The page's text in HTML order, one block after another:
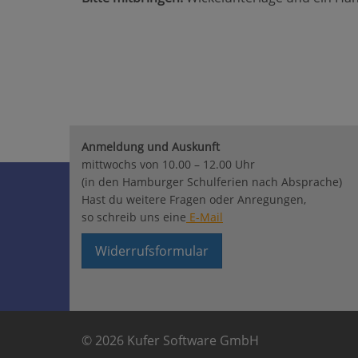
Anmeldung und Auskunft
mittwochs von 10.00 – 12.00 Uhr
(in den Hamburger Schulferien nach Absprache)
Hast du weitere Fragen oder Anregungen,
so schreib uns eine E-Mail
Widerrufsformular
© 2026 Kufer Software GmbH